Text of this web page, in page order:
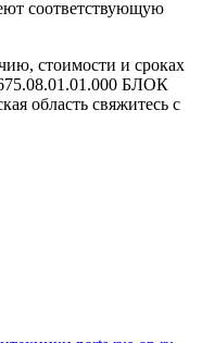
соответствующую
стоимости и сроках
БЛОК
область свяжитесь с